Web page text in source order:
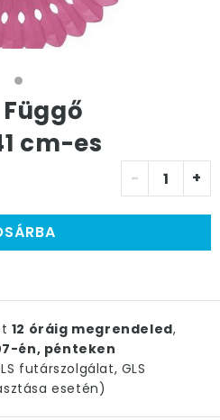
cm-es
- +
12 óráig megrendeled,
én, pénteken
futárszolgálat, GLS
esetén)